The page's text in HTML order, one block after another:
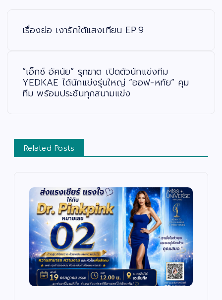
เรื่องย่อ เงารักใต้แสงเทียน EP.9
“เอ็กซ์ อัศนัย” รุกฆาต เปิดตัวนักแข่งทีม
YEDKAE ได้นักแข่งรุ่นใหญ่ “ออฟ-หทัย” คุม
ทีม พร้อมประชันทุกสนามแข่ง
Related Posts